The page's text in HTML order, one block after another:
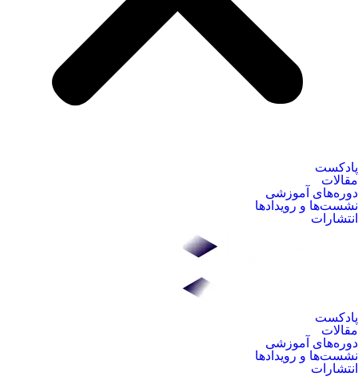
پادکست
مقالات
دوره‌های آموزشی
نشست‌ها و رویدادها
انتشارات
پادکست
مقالات
دوره‌های آموزشی
نشست‌ها و رویدادها
انتشارات